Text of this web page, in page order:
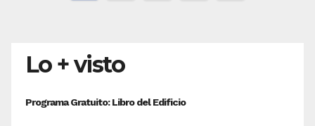
Lo + visto